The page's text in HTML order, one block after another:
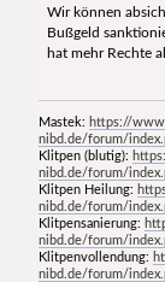
Wir können
Bußgeld
hat mehr Rechte
Mastek: https://
nibd.de/forum/
Klitpen (blutig):
nibd.de/forum/
Klitpen Heilung:
nibd.de/forum/
Klitpensanierung:
nibd.de/forum/
Klitpenvollendung:
nibd.de/forum/